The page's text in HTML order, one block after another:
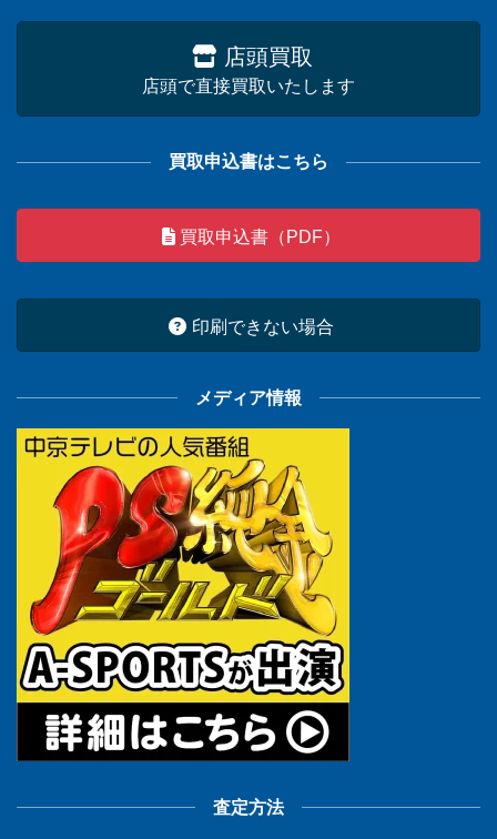
店頭買取
店頭で直接買取いたします
買取申込書はこちら
買取申込書（PDF）
印刷できない場合
メディア情報
査定方法